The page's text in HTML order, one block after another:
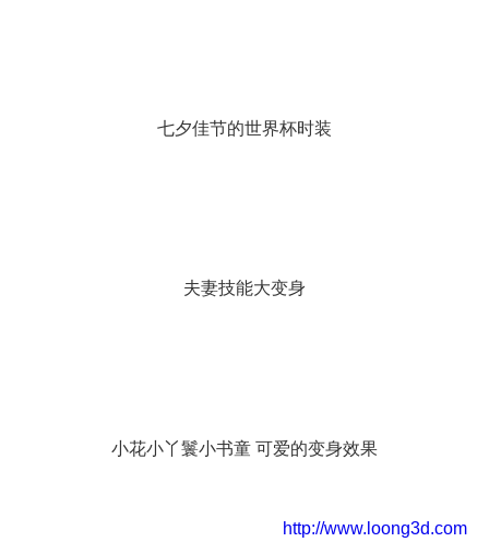
七夕佳节的世界杯时装
夫妻技能大变身
小花小丫鬟小书童 可爱的变身效果
http://www.loong3d.com